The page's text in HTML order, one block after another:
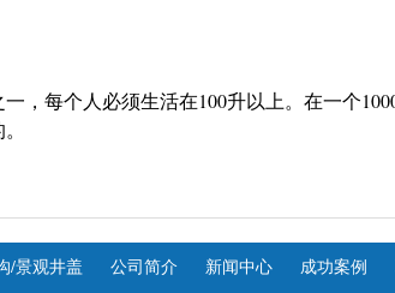
，每个人必须生活在100升以上。在一个
/景观井盖 公司简介 新闻中心 成功案例